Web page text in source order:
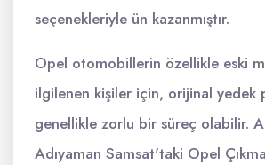
seçenekleriyle ün kazanmıştır.
Opel otomobillerin özellikle eski
ilgilenen kişiler için, orijinal yedek
genellikle zorlu bir süreç olabilir.
Adıyaman Samsat'taki Opel